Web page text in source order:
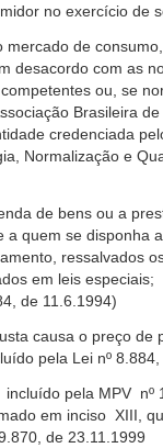
no exercício de
mercado de
desacordo com as
ou, se
Brasileira
credenciada
Normalização e
de bens ou a
a quem se disponha
ressalvados
em leis
de 11.6.1994)
causa o preço de
Lei nº 8.884,
incluído pela MPV nº
em inciso XIII,
de 23.11.1999